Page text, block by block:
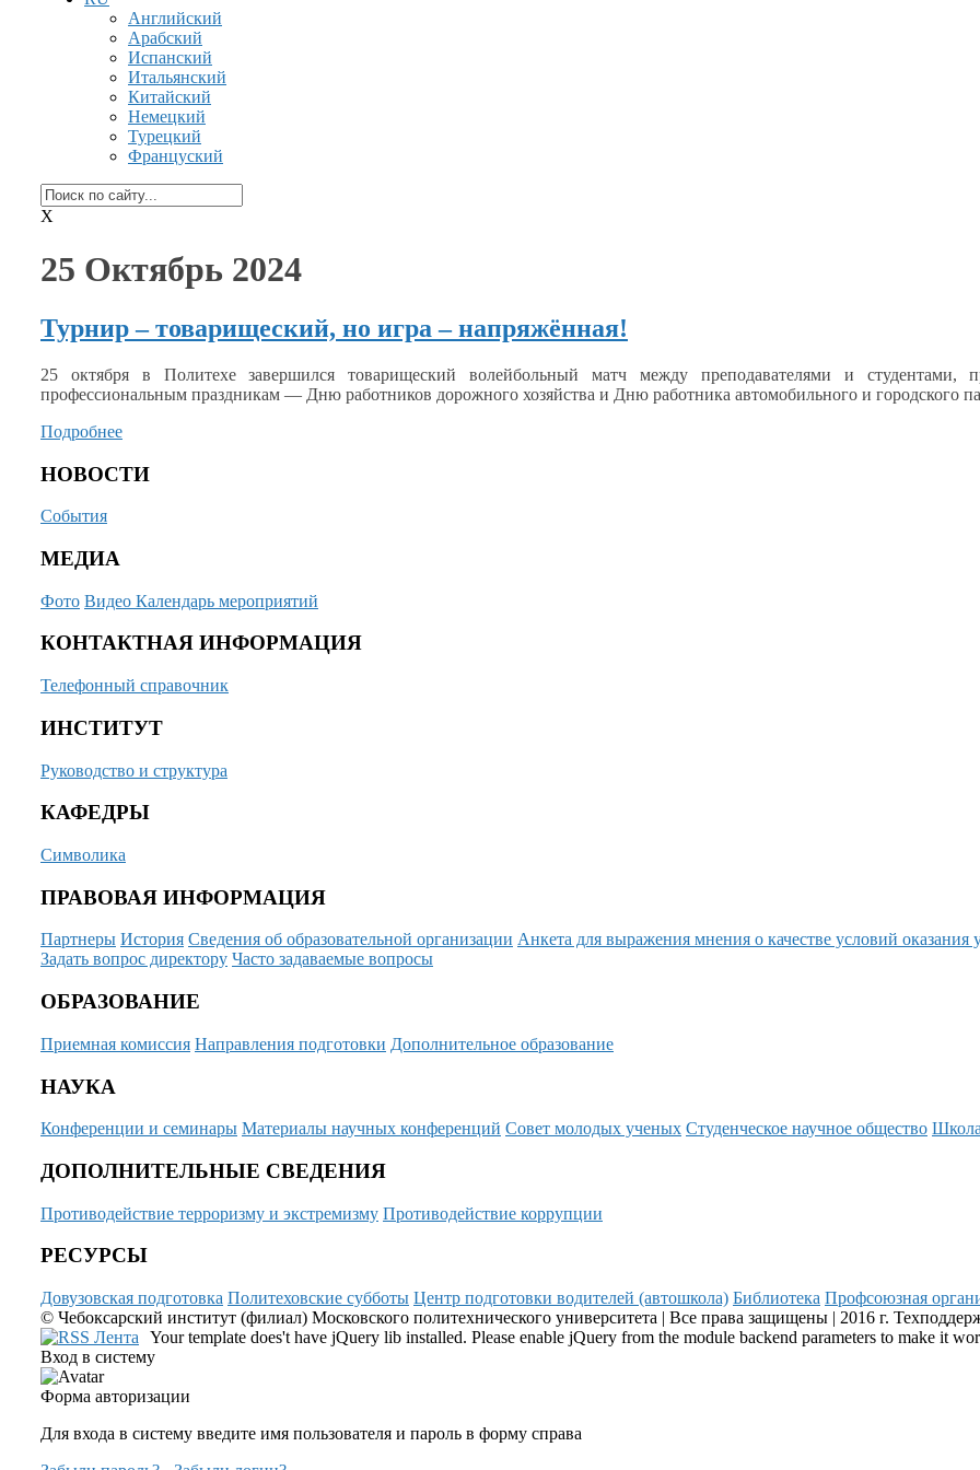
Английский
Арабский
Испанский
Итальянский
Китайский
Немецкий
Турецкий
Француский
X
25 Октябрь 2024
Турнир – товарищеский, но игра – напряжённая!
25 октября в Политехезавершился товарищеский волейбольный матч между преподавателями и студентами,
профессиональным праздникам — Дню работников дорожного хозяйства и Дню работника автомобильного и городского
Подробнее
НОВОСТИ
События
МЕДИА
Фото Видео Календарь мероприятий
КОНТАКТНАЯ ИНФОРМАЦИЯ
Телефонный справочник
ИНСТИТУТ
Руководство и структура
КАФЕДРЫ
Символика
ПРАВОВАЯ ИНФОРМАЦИЯ
Партнеры История Сведения об образовательной организации Анкета для выражения мнения о качестве условий оказания
Задать вопрос директору Часто задаваемые вопросы
ОБРАЗОВАНИЕ
Приемная комиссия Направления подготовки Дополнительное образование
НАУКА
Конференции и семинары Материалы научных конференций Совет молодых ученых Студенческое научное общество
ДОПОЛНИТЕЛЬНЫЕ СВЕДЕНИЯ
Противодействие терроризму и экстремизму Противодействие коррупции
РЕСУРСЫ
Довузовская подготовка Политеховские субботы Центр подготовки водителей (автошкола) Библиотека Профсоюзная
© Чебоксарский институт (филиал) Московского политехнического университета | Все права защищены | 2016 г.
Your template does't have jQuery lib installed. Please enable jQuery from the module backend parameters to make it
Вход в систему
Форма авторизации
Для входа в систему введите имя пользователя и пароль в форму справа